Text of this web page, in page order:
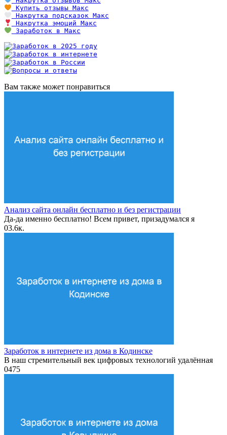
Купить отзывы Макс
Накрутка подсказок Макс
Накрутка эмоций Макс
Заработок в Макс
Вам также может понравиться
Анализ сайта онлайн бесплатно и без регистрации
Да-да именно бесплатно! Всем привет, призадумался я
03.6к.
Заработок в интернете из дома в Кодинске
В наш стремительный век цифровых технологий удалённая
0475